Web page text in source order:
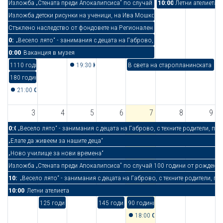
Изложба „Стената преди Апокалипсиса” по случай 100 години от
Изложба детски рисунки на ученици, на Ива Мошкова
Стъклено наследство от фондовете на Регионален исторически музей –
0:00„Весело лято“ - занимания с децата на Габрово, с техните родители,
0:00 Ваканция в музея
1110 години от смъртта на св. Климент Охридски
180 години от рождението на Георги Данчов Зографина (1846-1908)
21:00 Отчаяни съпрузи
19:30 Концерт на Габровски камерен оркестър
В света на старопланинската
10:00 Летни ателиета
3
0:00„Весело лято“ - занимания с децата на Габрово, с техните родители,
„Елате да живеем за нашите деца“
„Ново училище за нови времена“
Изложба „Стената преди Апокалипсиса” по случай 100 години от
10:00„Весело лято“ - занимания с децата на Габрово, с техните родители,
10:00 Летни ателиета
4
125 години от рождението на Луис Армстронг (1901-1971) -
5 6
145 години от рождението на Александър
7
90 години от рождението на
18:00 ОТБЛИЗО.
8 9